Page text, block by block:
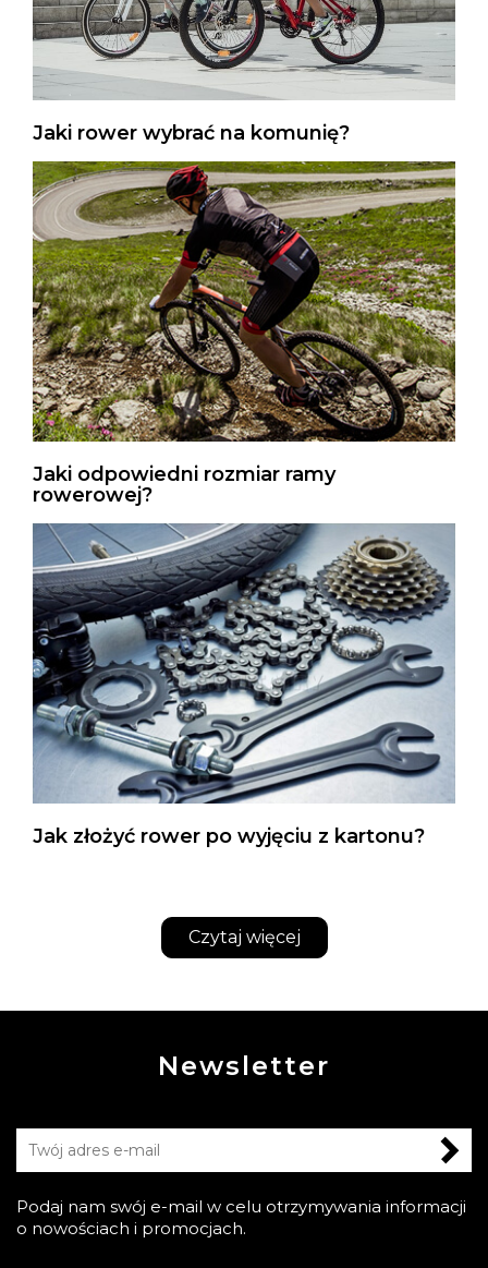
Jaki rower wybrać na komunię?
Jaki odpowiedni rozmiar ramy
rowerowej?
Jak złożyć rower po wyjęciu z kartonu?
Czytaj więcej
Newsletter
Podaj nam swój e-mail w celu otrzymywania informacji
o nowościach i promocjach.